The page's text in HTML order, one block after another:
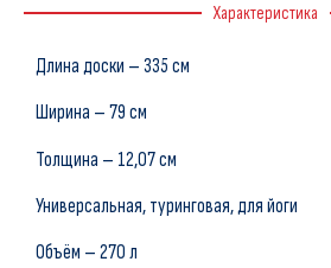
Характеристика
Длина доски – 335 см
Ширина – 79 см
Толщина – 12,07 см
Универсальная, туринговая, для йоги
Объём – 270 л